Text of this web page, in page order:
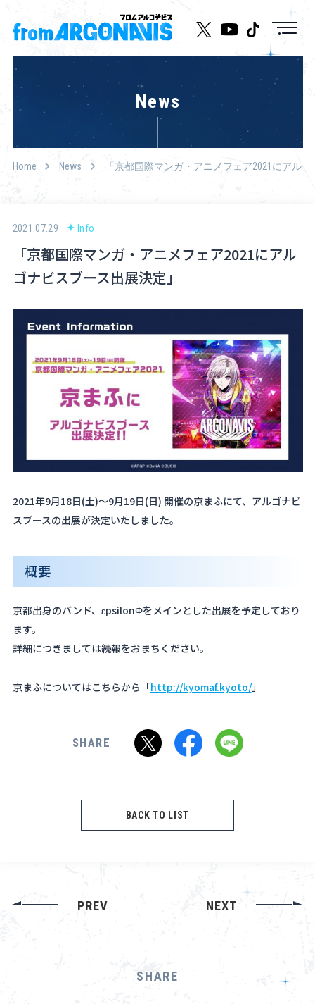
Live/Event
Character
Cast
Media
Navi Art
Chronicle
Special
コンテンツ利用ガイドライン
お問い合わせ
News
Home News 「京都国際マンガ・アニメフェア2021にアル
2021.07.29 Info
「京都国際マンガ・アニメフェア2021にアル
ゴナビスブース出展決定」
2021年9月18日(土)～9月19日(日) 開催の京まふにて、アルゴナビ
スブースの出展が決定いたしました。
概要
京都出身のバンド、εpsilonΦをメインとした出展を予定しており
ます。
詳細につきましては続報をおまちください。
京まふについてはこちらから「http://kyomaf.kyoto/」
SHARE
BACK TO LIST
PREV NEXT
SHARE